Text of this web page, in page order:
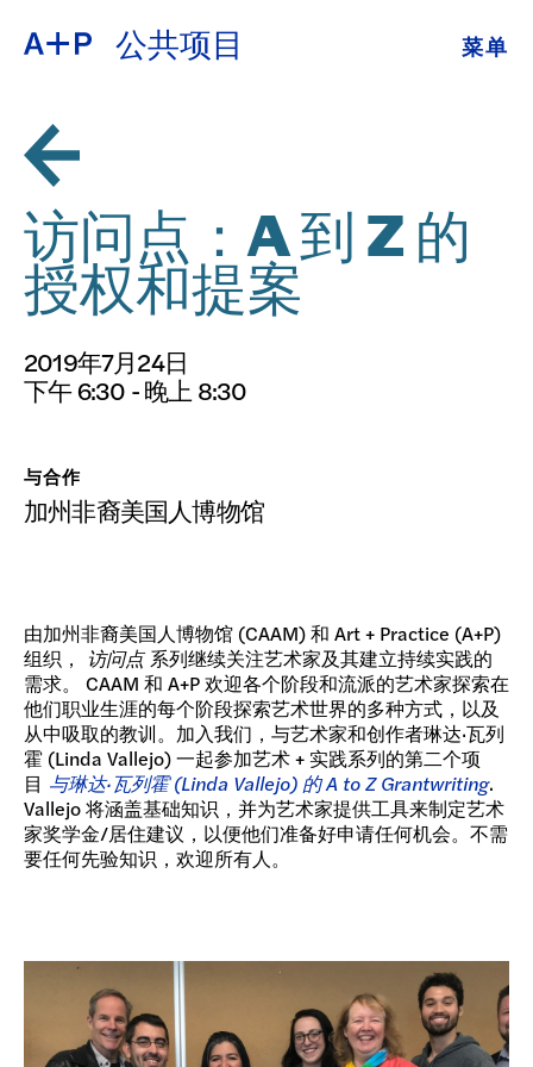
公共项目 菜单
教育
培养青年
展览
公共项目
档案
捐
ESPAÑOL
普通话
日本語
访问点：A 到 Z 的
授权和提案
2019年7月24日
下午 6:30 - 晚上 8:30
与合作
加州非裔美国人博物馆
由加州非裔美国人博物馆 (CAAM) 和 Art + Practice (A+P)
组织， 访问点系列继续关注艺术家及其建立持续实践的
需求。 CAAM 和 A+P 欢迎各个阶段和流派的艺术家探索在
他们职业生涯的每个阶段探索艺术世界的多种方式，以及
从中吸取的教训。加入我们，与艺术家和创作者琳达·瓦列
霍 (Linda Vallejo) 一起参加艺术 + 实践系列的第二个项
目 与琳达·瓦列霍 (Linda Vallejo) 的 A to Z Grantwriting.
Vallejo 将涵盖基础知识，并为艺术家提供工具来制定艺术
家奖学金/居住建议，以便他们准备好申请任何机会。不需
要任何先验知识，欢迎所有人。